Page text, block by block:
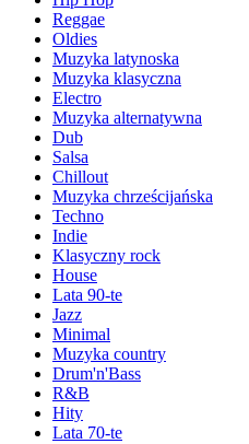
Reggae
Oldies
Muzyka latynoska
Muzyka klasyczna
Electro
Muzyka alternatywna
Dub
Salsa
Chillout
Muzyka chrześcijańska
Techno
Indie
Klasyczny rock
House
Lata 90-te
Jazz
Minimal
Muzyka country
Drum'n'Bass
R&B
Hity
Lata 70-te